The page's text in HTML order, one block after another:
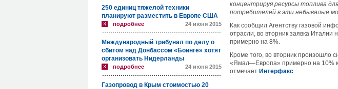
250 единиц тяжелой техники
планируют разместить в Европе США
подробнее 24 июня 2015
Международный трибунал по делу о
сбитом над Донбассом «Боинге» хотят
организовать Нидерланды
подробнее 24 июня 2015
Газопровод в Крым стоимостью 20
концентрируя ресурсы топлива
потребителей в эти небывалые
Как сообщил Агентству газовой
отрасли, во вторник заявка Италии
примерно на 8%.
Кроме того, во вторник произошло
«Ямал—Европа» примерно на 10%
отмечает Интерфакс.